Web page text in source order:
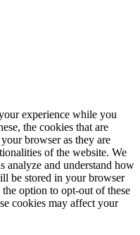
experience while you
the cookies that are
browser as they are
of the website. We
analyze and understand how
be stored in your browser
option to opt-out of these
cookies may affect your